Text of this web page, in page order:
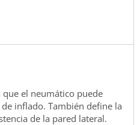
que el neumático puede
inflado. También define la
de la pared lateral.